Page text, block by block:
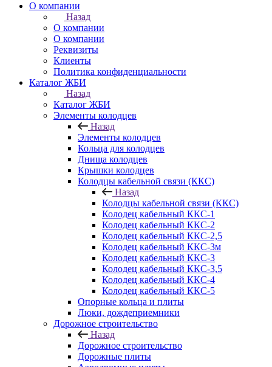
О компании
Назад
О компании
О компании
Реквизиты
Клиенты
Политика конфиденциальности
Каталог ЖБИ
Назад
Каталог ЖБИ
Элементы колодцев
Назад
Элементы колодцев
Кольца для колодцев
Днища колодцев
Крышки колодцев
Колодцы кабельной связи (ККС)
Назад
Колодцы кабельной связи (ККС)
Колодец кабельный ККС-1
Колодец кабельный ККС-2
Колодец кабельный ККС-2,5
Колодец кабельный ККС-3м
Колодец кабельный ККС-3
Колодец кабельный ККС-3,5
Колодец кабельный ККС-4
Колодец кабельный ККС-5
Опорные кольца и плиты
Люки, дождеприемники
Дорожное строительство
Назад
Дорожное строительство
Дорожные плиты